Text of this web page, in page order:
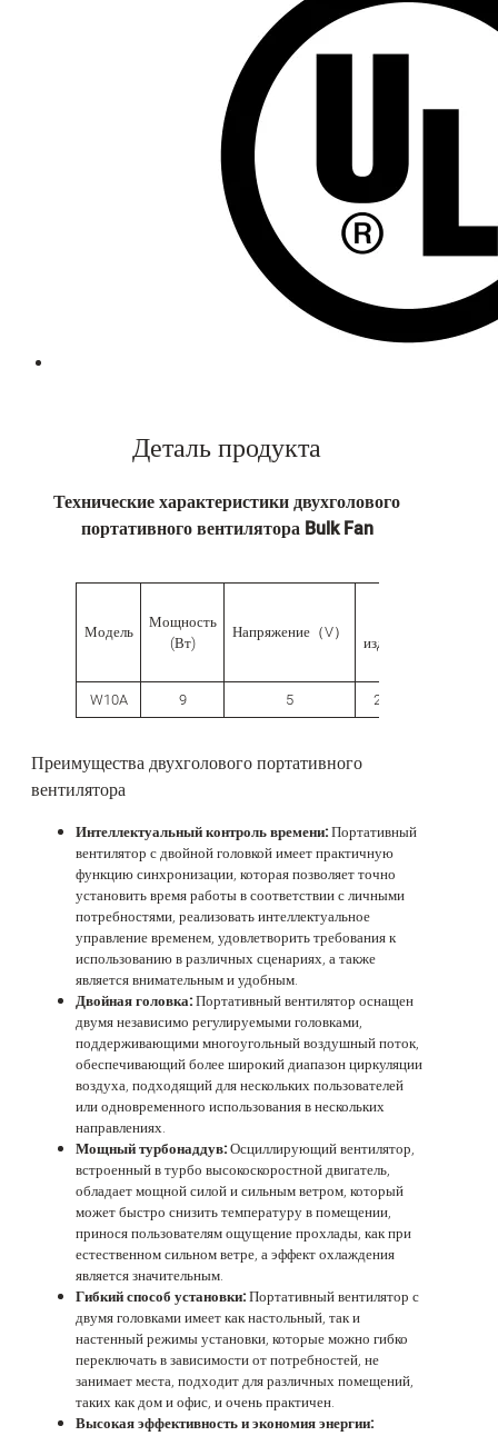
Деталь продукта
Технические характеристики двухголового
портативного вентилятора Bulk Fan
Модель
Мощность
(Вт)
Напряжение（V）
изделия（mm）
W10A 9 5 250*260*120
Преимущества двухголового портативного
вентилятора
Интеллектуальный контроль времени:Портативный
вентилятор с двойной головкой имеет практичную
функцию синхронизации, которая позволяет точно
установить время работы в соответствии с личными
потребностями, реализовать интеллектуальное
управление временем, удовлетворить требования к
использованию в различных сценариях, а также
является внимательным и удобным.
Двойная головка:Портативный вентилятор оснащен
двумя независимо регулируемыми головками,
поддерживающими многоугольный воздушный поток,
обеспечивающий более широкий диапазон циркуляции
воздуха, подходящий для нескольких пользователей
или одновременного использования в нескольких
направлениях.
Мощный турбонаддув:Осциллирующий вентилятор,
встроенный в турбо высокоскоростной двигатель,
обладает мощной силой и сильным ветром, который
может быстро снизить температуру в помещении,
принося пользователям ощущение прохлады, как при
естественном сильном ветре, а эффект охлаждения
является значительным.
Гибкий способ установки:Портативный вентилятор с
двумя головками имеет как настольный, так и
настенный режимы установки, которые можно гибко
переключать в зависимости от потребностей, не
занимает места, подходит для различных помещений,
таких как дом и офис, и очень практичен.
Высокая эффективность и экономия энергии: